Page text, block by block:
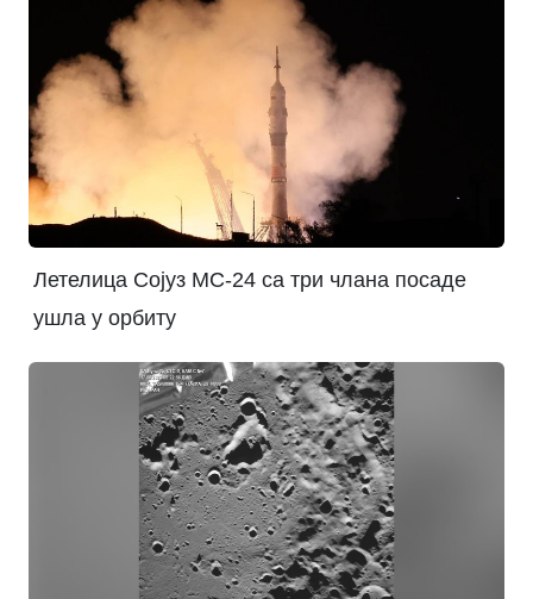
Летелица Сојуз МС-24 са три члана посаде
ушла у орбиту